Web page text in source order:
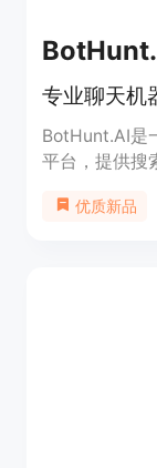
专业聊天机
BotHunt.AI是
平台，提供搜
高工作效率和
优质新品